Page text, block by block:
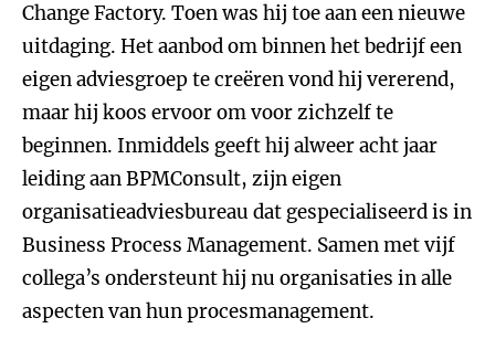
Change Factory. Toen was hij toe aan een nieuwe
uitdaging. Het aanbod om binnen het bedrijf een
eigen adviesgroep te creëren vond hij vererend,
maar hij koos ervoor om voor zichzelf te
beginnen. Inmiddels geeft hij alweer acht jaar
leiding aan BPMConsult, zijn eigen
organisatieadviesbureau dat gespecialiseerd is in
Business Process Management. Samen met vijf
collega’s ondersteunt hij nu organisaties in alle
aspecten van hun procesmanagement.